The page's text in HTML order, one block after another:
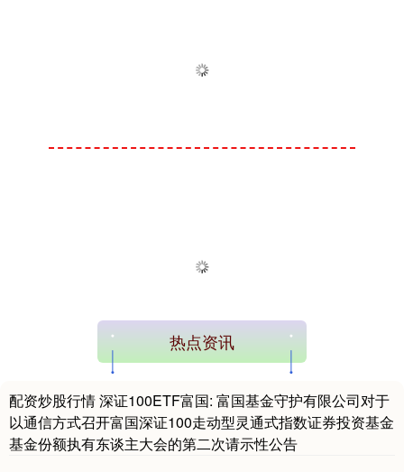
热点资讯
配资炒股行情 深证100ETF富国: 富国基金守护有限公司对于
以通信方式召开富国深证100走动型灵通式指数证券投资基金
基金份额执有东谈主大会的第二次请示性公告